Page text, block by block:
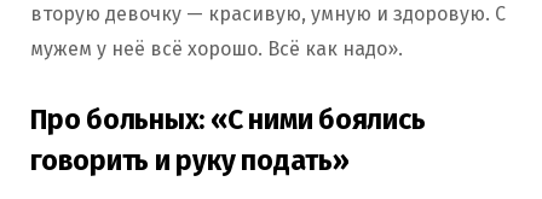
вторую девочку — красивую, умную и здоровую. С
мужем у неё всё хорошо. Всё как надо».
Про больных: «С ними боялись
говорить и руку подать»